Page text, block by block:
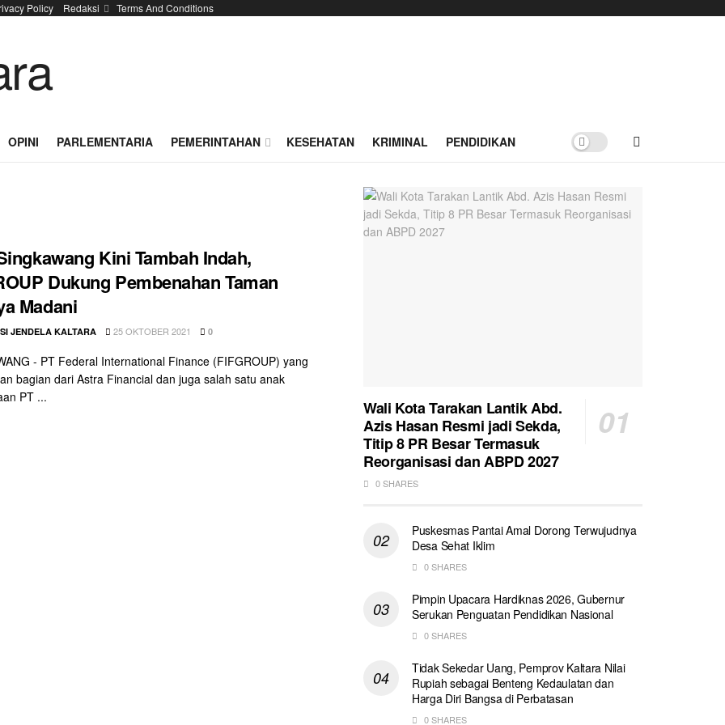
Policy Redaksi Terms And Conditions
OPINI PARLEMENTARIA PEMERINTAHAN KESEHATAN KRIMINAL PENDIDIKAN
Kini Tambah Indah,
Dukung Pembenahan Taman
Madani
JENDELA KALTARA 25 OKTOBER 2021 0
- PT Federal International Finance (FIFGROUP) yang
bagian dari Astra Financial dan juga salah satu anak
PT ...
Wali Kota Tarakan Lantik Abd.
Azis Hasan Resmi jadi Sekda,
Titip 8 PR Besar Termasuk
Reorganisasi dan ABPD 2027
0 SHARES
Puskesmas Pantai Amal Dorong Terwujudnya
Desa Sehat Iklim
0 SHARES
Pimpin Upacara Hardiknas 2026, Gubernur
Serukan Penguatan Pendidikan Nasional
0 SHARES
Tidak Sekedar Uang, Pemprov Kaltara Nilai
Rupiah sebagai Benteng Kedaulatan dan
Harga Diri Bangsa di Perbatasan
0 SHARES